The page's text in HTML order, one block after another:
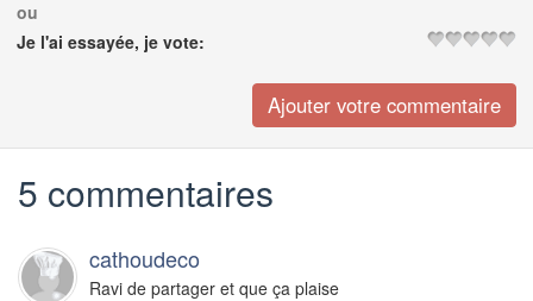
ou
Je l'ai essayée, je vote:
5 commentaires
cathoudeco
Ravi de partager et que ça plaise